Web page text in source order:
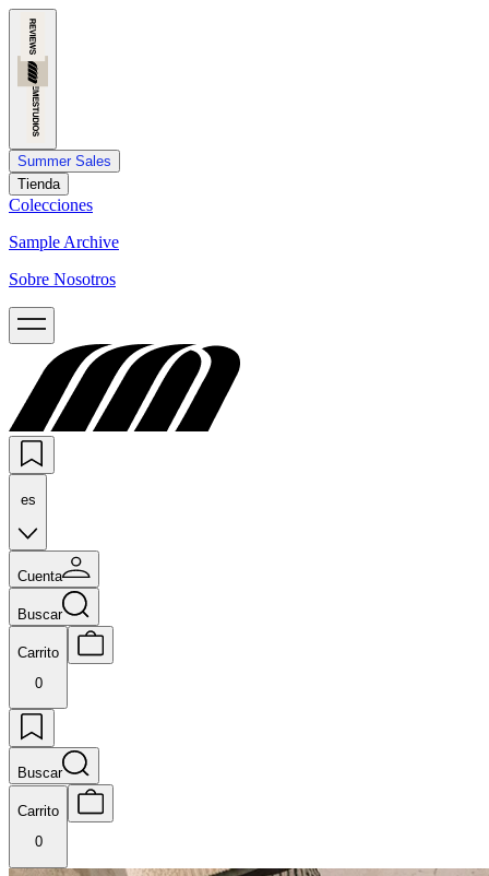
Summer Sales
Tienda
Colecciones
Sample Archive
Sobre Nosotros
es
Cuenta
Buscar
Carrito
0
Buscar
Carrito
0